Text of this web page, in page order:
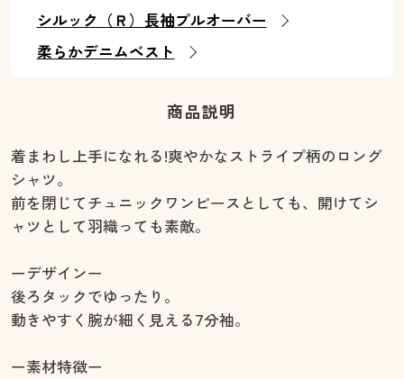
シルック（Ｒ）長袖プルオーバー
柔らかデニムベスト
商品説明
着まわし上手になれる!爽やかなストライプ柄のロング
シャツ。
前を閉じてチュニックワンピースとしても、開けてシ
ャツとして羽織っても素敵。
ーデザインー
後ろタックでゆったり。
動きやすく腕が細く見える7分袖。
ー素材特徴ー